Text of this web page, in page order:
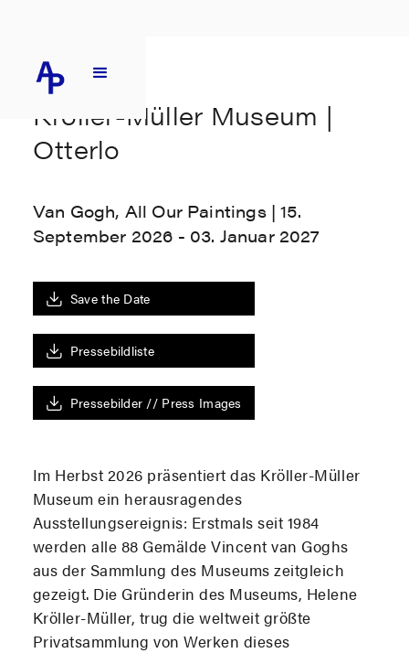
Kröller-Müller Museum |
Otterlo
Van Gogh, All Our Paintings | 15.
September 2026 - 03. Januar 2027
Save the Date
Pressebildliste
Pressebilder // Press Images
Im Herbst 2026 präsentiert das Kröller-Müller
Museum ein herausragendes
Ausstellungsereignis: Erstmals seit 1984
werden alle 88 Gemälde Vincent van Goghs
aus der Sammlung des Museums zeitgleich
gezeigt. Die Gründerin des Museums, Helene
Kröller-Müller, trug die weltweit größte
Privatsammlung von Werken dieses